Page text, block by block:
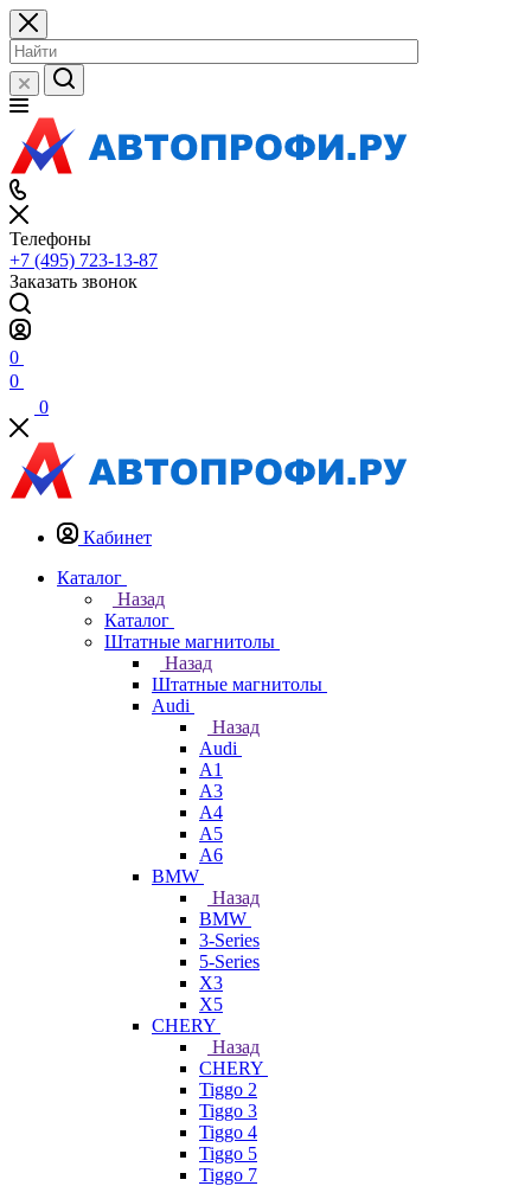
Телефоны
+7 (495) 723-13-87
Заказать звонок
0
0
0
Кабинет
Каталог
Назад
Каталог
Штатные магнитолы
Назад
Штатные магнитолы
Audi
Назад
Audi
A1
A3
A4
A5
A6
BMW
Назад
BMW
3-Series
5-Series
X3
X5
CHERY
Назад
CHERY
Tiggo 2
Tiggo 3
Tiggo 4
Tiggo 5
Tiggo 7